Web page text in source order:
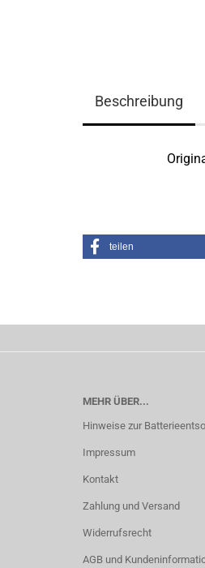
Beschreibung
teilen
MEHR ÜBER...
Hinweise zur
Impressum
Kontakt
Zahlung und Versand
Widerrufsrecht
AGB und